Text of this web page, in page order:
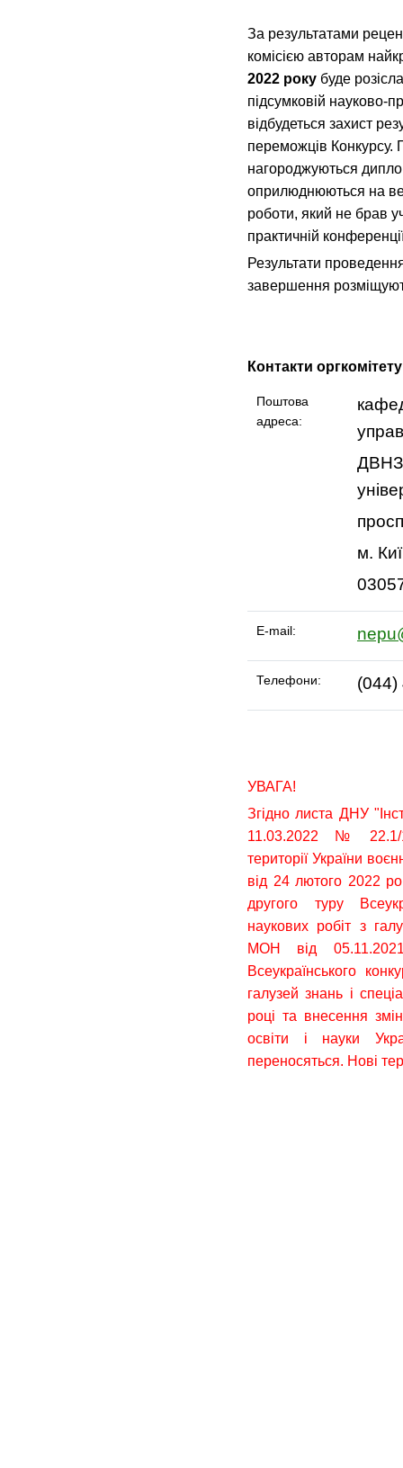
За результатами
комісією авторам
2022 року буде
підсумковій науково-
відбудеться захист
переможців Конкурсу.
нагороджуються
оприлюднюються на
роботи, який не брав
практичній
Результати
завершення
Контакти
Поштова
адреса:
ДВНЗ
м.
E-mail:
Телефони:
УВАГА!
Згідно листа ДНУ
11.03.2022 № 22.1/
території України
від 24 лютого 2022
другого туру
наукових робіт з
МОН від
Всеукраїнського
галузей знань і
році та внесення
освіти і науки
переносяться. Нові